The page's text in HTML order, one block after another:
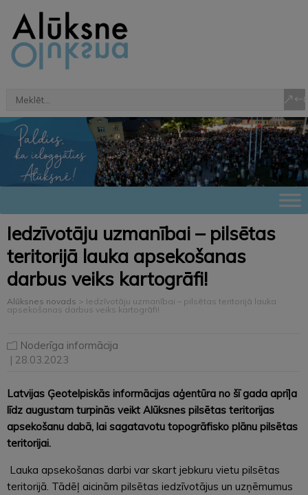
Iedzīvotāju uzmanībai – pilsētas
teritorijā lauka apsekošanas
darbus veiks kartogrāfi!
Alūksnes novads > Iedzīvotāju uzmanībai – pilsētas teritorijā lauka
apsekošanas darbus veiks kartogrāfi!
Noderīga informācija
| 28.03.2023
Latvijas Ģeotelpiskās informācijas aģentūra no šī gada aprīļa
līdz augustam turpinās veikt Alūksnes pilsētas teritorijas
apsekošanu dabā, lai sagatavotu topogrāfisko plānu pilsētas
teritorijai.
Lauka apsekošanas darbi var skart jebkuru vietu pilsētas
teritorijā. Tādēļ aicinām pilsētas iedzīvotājus un uzņēmumus